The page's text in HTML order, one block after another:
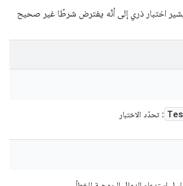
اختبار ذري إلى أنّه يفترض شرطًا غير صحيح
: تحدّد الاختبار